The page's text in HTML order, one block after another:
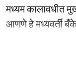
मध्यम कालावधीत
आणणे हे मध्यवर्ती